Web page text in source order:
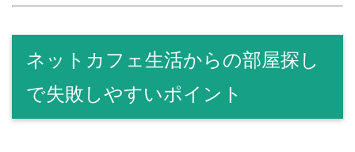
ネットカフェ生活からの部屋探し
で失敗しやすいポイント